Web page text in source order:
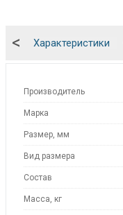
Характеристики
<
Производитель
Марка
Размер, мм
Вид размера
Состав
Масса, кг